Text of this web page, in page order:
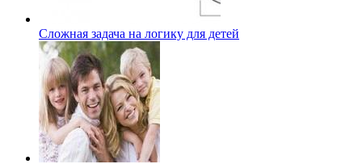
Сложная задача на логику для детей